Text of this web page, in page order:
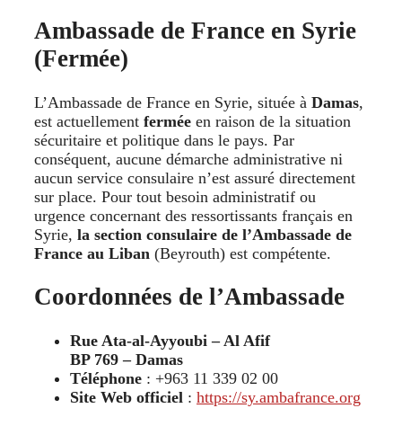
Ambassade de France en Syrie
(Fermée)
L’Ambassade de France en Syrie, située à Damas,
est actuellement fermée en raison de la situation
sécuritaire et politique dans le pays. Par
conséquent, aucune démarche administrative ni
aucun service consulaire n’est assuré directement
sur place. Pour tout besoin administratif ou
urgence concernant des ressortissants français en
Syrie, la section consulaire de l’Ambassade de
France au Liban (Beyrouth) est compétente.
Coordonnées de l’Ambassade
Rue Ata-al-Ayyoubi – Al Afif
BP 769 – Damas
Téléphone : +963 11 339 02 00
Site Web officiel : https://sy.ambafrance.org